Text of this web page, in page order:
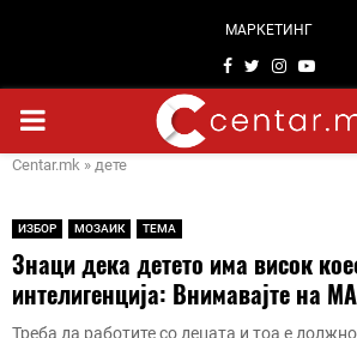
МАРКЕТИНГ
Facebook
TwitterInstagram
PRIMARY
Centar.mk » дете
ИЗБОР МОЗАИК ТЕМА
Знаци дека детето има висок
интелигенција: Внимавајте на
Треба да работите со децата и тоа е